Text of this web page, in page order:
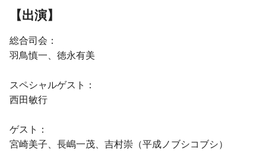
【出演】
総合司会：
羽鳥慎一、徳永有美
スペシャルゲスト：
西田敏行
ゲスト：
宮崎美子、長嶋一茂、吉村崇（平成ノブシコブシ）